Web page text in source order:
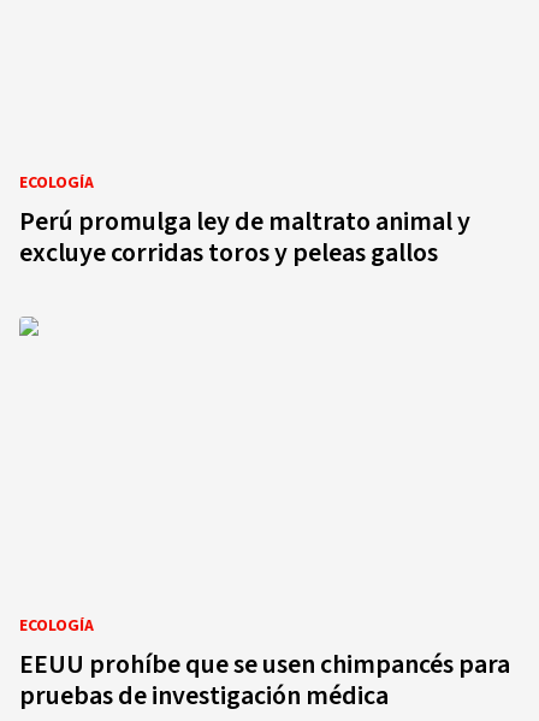
ECOLOGÍA
Perú promulga ley de maltrato animal y
excluye corridas toros y peleas gallos
ECOLOGÍA
EEUU prohíbe que se usen chimpancés para
pruebas de investigación médica